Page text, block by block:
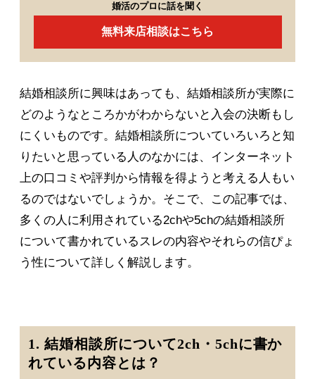
婚活のプロに話を聞く
無料来店相談はこちら
結婚相談所に興味はあっても、結婚相談所が実際に
どのようなところかがわからないと入会の決断もし
にくいものです。結婚相談所についていろいろと知
りたいと思っている人のなかには、インターネット
上の口コミや評判から情報を得ようと考える人もい
るのではないでしょうか。そこで、この記事では、
多くの人に利用されている2chや5chの結婚相談所
について書かれているスレの内容やそれらの信ぴょ
う性について詳しく解説します。
1. 結婚相談所について2ch・5chに書か
れている内容とは？